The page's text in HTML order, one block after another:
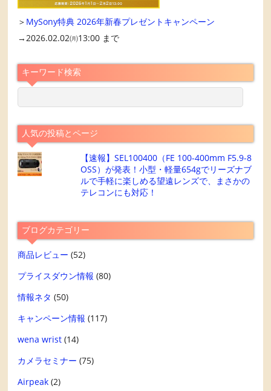
＞ MySony特典 2026年新春プレゼントキャンペーン
→2026.02.02㈪13:00 まで
キーワード検索
人気の投稿とページ
【速報】SEL100400（FE 100-400mm F5.9-8
OSS）が発表！小型・軽量654gでリーズナブ
ルで手軽に楽しめる望遠レンズで、まさかの
テレコンにも対応！
ブログカテゴリー
商品レビュー (52)
プライスダウン情報 (80)
情報ネタ (50)
キャンペーン情報 (117)
wena wrist (14)
カメラセミナー (75)
Airpeak (2)